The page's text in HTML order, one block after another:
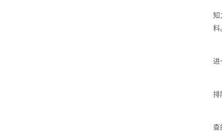
知
料
进
排
查